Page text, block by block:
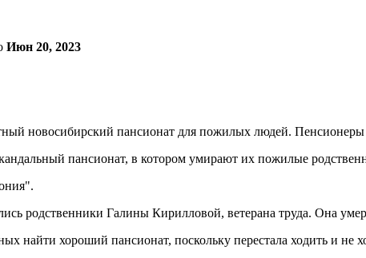
Июн 20, 2023
новосибирский пансионат для пожилых людей.
родственники Галины Кирилловой, ветерана труда. Она
найти хороший пансионат, поскольку перестала ходить и не